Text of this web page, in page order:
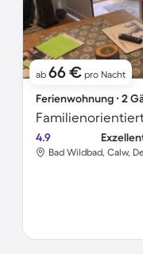
ab 66 € pro Nacht
Ferienwohnung ∙ 2
4.9
Bad Wildbad, Calw,